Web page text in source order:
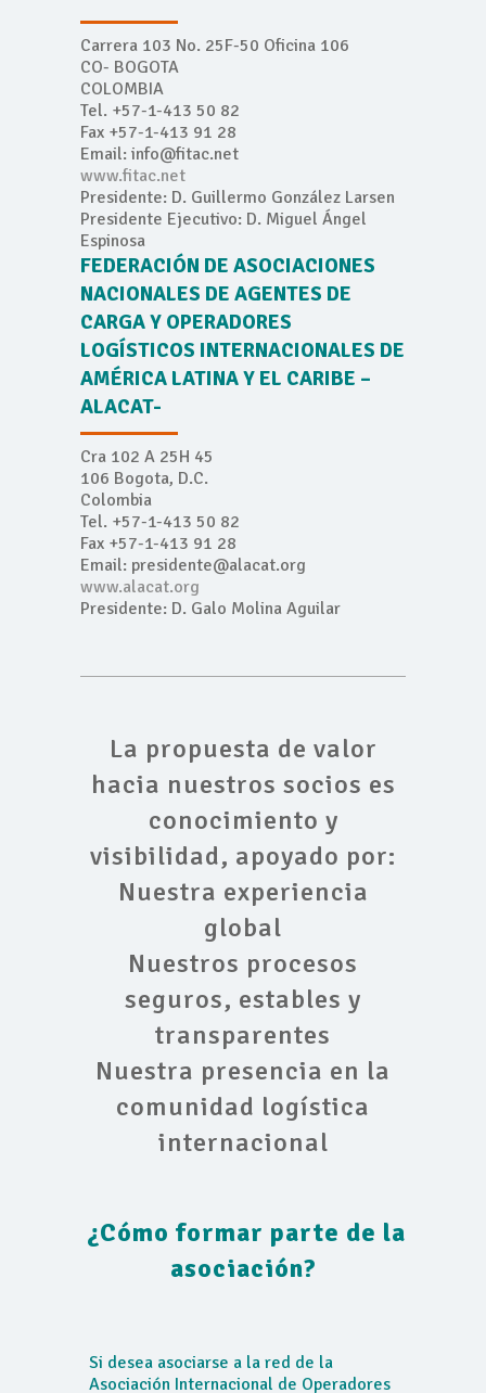
Carrera 103 No. 25F-50 Oficina 106
CO- BOGOTA
COLOMBIA
Tel. +57-1-413 50 82
Fax +57-1-413 91 28
Email: info@fitac.net
www.fitac.net
Presidente: D. Guillermo González Larsen
Presidente Ejecutivo: D. Miguel Ángel
Espinosa
FEDERACIÓN DE ASOCIACIONES
NACIONALES DE AGENTES DE
CARGA Y OPERADORES
LOGÍSTICOS INTERNACIONALES DE
AMÉRICA LATINA Y EL CARIBE –
ALACAT-
Cra 102 A 25H 45
106 Bogota, D.C.
Colombia
Tel. +57-1-413 50 82
Fax +57-1-413 91 28
Email: presidente@alacat.org
www.alacat.org
Presidente: D. Galo Molina Aguilar
La propuesta de valor
hacia nuestros socios es
conocimiento y
visibilidad, apoyado por:
Nuestra experiencia
global
Nuestros procesos
seguros, estables y
transparentes
Nuestra presencia en la
comunidad logística
internacional
¿Cómo formar parte de la
asociación?
Si desea asociarse a la red de la
Asociación Internacional de Operadores